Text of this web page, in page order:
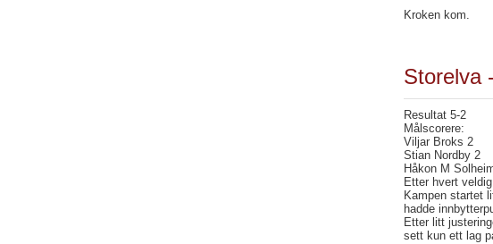
Kroken kom.
Storelva
Resultat 5-2
Målscorere:
Viljar Broks 2
Stian Nordby 2
Håkon M
Etter hvert
Kampen startet
hadde
Etter litt
sett kun ett lag